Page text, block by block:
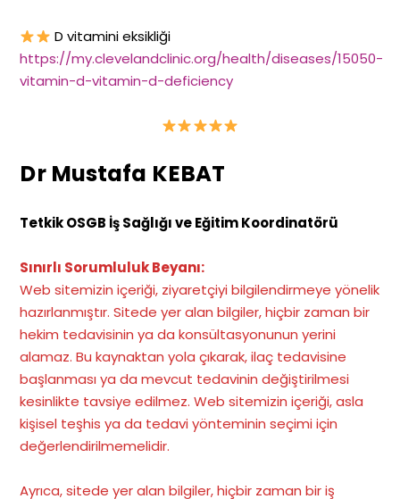
D vitamini eksikliği
https://my.clevelandclinic.org/health/diseases/15050-
vitamin-d-vitamin-d-deficiency
Dr Mustafa KEBAT
Tetkik OSGB İş Sağlığı ve Eğitim Koordinatörü
Sınırlı Sorumluluk Beyanı:
Web sitemizin içeriği, ziyaretçiyi bilgilendirmeye yönelik
hazırlanmıştır. Sitede yer alan bilgiler, hiçbir zaman bir
hekim tedavisinin ya da konsültasyonunun yerini
alamaz. Bu kaynaktan yola çıkarak, ilaç tedavisine
başlanması ya da mevcut tedavinin değiştirilmesi
kesinlikte tavsiye edilmez. Web sitemizin içeriği, asla
kişisel teşhis ya da tedavi yönteminin seçimi için
değerlendirilmemelidir.
Ayrıca, sitede yer alan bilgiler, hiçbir zaman bir iş